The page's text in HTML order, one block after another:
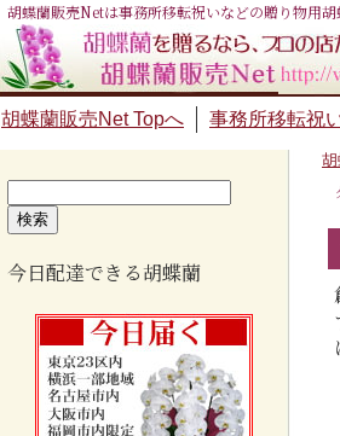
胡蝶蘭販売Netは事務所移転祝いなどの贈り物用
胡蝶蘭販売Net Topへ 事務所移転祝
索:
今日配達できる胡蝶蘭